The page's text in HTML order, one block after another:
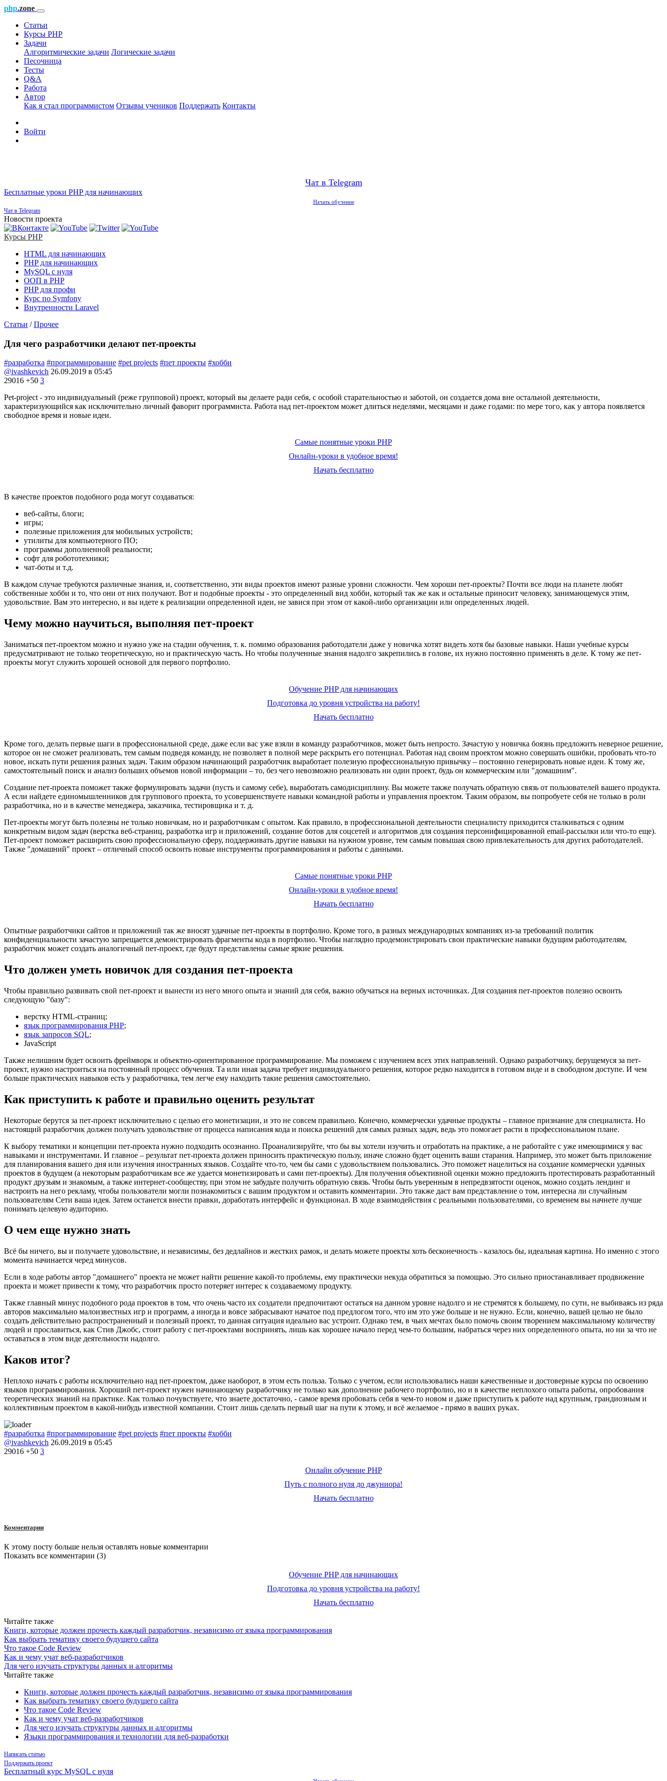
php.zone
Статьи
Курсы PHP
Задачи
Алгоритмические задачи Логические задачи
Песочница
Тесты
Q&A
Работа
Автор
Как я стал программистом Отзывы учеников Поддержать Контакты
Войти
Чат в Telegram
Бесплатные уроки PHP для начинающих
Начать обучение
Чат в Telegram
Новости проекта
Курсы PHP
HTML для начинающих
PHP для начинающих
MySQL с нуля
ООП в PHP
PHP для профи
Курс по Symfony
Внутренности Laravel
Статьи / Прочее
Для чего разработчики делают пет-проекты
#разработка #программирование #pet projects #пет проекты #хобби
@ivashkevich 26.09.2019 в 05:45
29016 +50 3
Pet-project - это индивидуальный (реже групповой) проект, который вы делаете ради себя, с особой старательностью и заботой, он создается дома вне остальной деятельности,
характеризующийся как исключительно личный фаворит программиста. Работа над пет-проектом может длиться неделями, месяцами и даже годами: по мере того, как у автора появляется
свободное время и новые идеи.
Самые понятные уроки PHP
Онлайн-уроки в удобное время!
Начать бесплатно
В качестве проектов подобного рода могут создаваться:
веб-сайты, блоги;
игры;
полезные приложения для мобильных устройств;
утилиты для компьютерного ПО;
программы дополненной реальности;
софт для робототехники;
чат-боты и т.д.
В каждом случае требуются различные знания, и, соответственно, эти виды проектов имеют разные уровни сложности. Чем хороши пет-проекты? Почти все люди на планете любят
собственные хобби и то, что они от них получают. Вот и подобные проекты - это определенный вид хобби, который так же как и остальные приносит человеку, занимающемуся этим,
удовольствие. Вам это интересно, и вы идете к реализации определенной идеи, не завися при этом от какой-либо организации или определенных людей.
Чему можно научиться, выполняя пет-проект
Заниматься пет-проектом можно и нужно уже на стадии обучения, т. к. помимо образования работодатели даже у новичка хотят видеть хотя бы базовые навыки. Наши учебные курсы
предусматривают не только теоретическую, но и практическую часть. Но чтобы полученные знания надолго закрепились в голове, их нужно постоянно применять в деле. К тому же пет-
проекты могут служить хорошей основой для первого портфолио.
Обучение PHP для начинающих
Подготовка до уровня устройства на работу!
Начать бесплатно
Кроме того, делать первые шаги в профессиональной среде, даже если вас уже взяли в команду разработчиков, может быть непросто. Зачастую у новичка боязнь предложить неверное решение,
которое он не сможет реализовать, тем самым подведя команду, не позволяет в полной мере раскрыть его потенциал. Работая над своим проектом можно совершать ошибки, пробовать что-то
новое, искать пути решения разных задач. Таким образом начинающий разработчик выработает полезную профессиональную привычку – постоянно генерировать новые идеи. К тому же,
самостоятельный поиск и анализ больших объемов новой информации – то, без чего невозможно реализовать ни один проект, будь он коммерческим или "домашним".
Создание пет-проекта поможет также формулировать задачи (пусть и самому себе), выработать самодисциплину. Вы можете также получать обратную связь от пользователей вашего продукта.
А если найдете единомышленников для группового проекта, то усовершенствуете навыки командной работы и управления проектом. Таким образом, вы попробуете себя не только в роли
разработчика, но и в качестве менеджера, заказчика, тестировщика и т. д.
Пет-проекты могут быть полезны не только новичкам, но и разработчикам с опытом. Как правило, в профессиональной деятельности специалисту приходится сталкиваться с одним
конкретным видом задач (верстка веб-страниц, разработка игр и приложений, создание ботов для соцсетей и алгоритмов для создания персонифицированной email-рассылки или что-то еще).
Пет-проект поможет расширить свою профессиональную сферу, поддерживать другие навыки на нужном уровне, тем самым повышая свою привлекательность для других работодателей.
Также "домашний" проект – отличный способ освоить новые инструменты программирования и работы с данными.
Самые понятные уроки PHP
Онлайн-уроки в удобное время!
Начать бесплатно
Опытные разработчики сайтов и приложений так же вносят удачные пет-проекты в портфолио. Кроме того, в разных международных компаниях из-за требований политик
конфиденциальности зачастую запрещается демонстрировать фрагменты кода в портфолио. Чтобы наглядно продемонстрировать свои практические навыки будущим работодателям,
разработчик может создать аналогичный пет-проект, где будут представлены самые яркие решения.
Что должен уметь новичок для создания пет-проекта
Чтобы правильно развивать свой пет-проект и вынести из него много опыта и знаний для себя, важно обучаться на верных источниках. Для создания пет-проектов полезно освоить
следующую "базу":
верстку HTML-страниц;
язык программирования PHP;
язык запросов SQL;
JavaScript
Также нелишним будет освоить фреймворк и объектно-ориентированное программирование. Мы поможем с изучением всех этих направлений. Однако разработчику, берущемуся за пет-
проект, нужно настроиться на постоянный процесс обучения. Та или иная задача требует индивидуального решения, которое редко находится в готовом виде и в свободном доступе. И чем
больше практических навыков есть у разработчика, тем легче ему находить такие решения самостоятельно.
Как приступить к работе и правильно оценить результат
Некоторые берутся за пет-проект исключительно с целью его монетизации, и это не совсем правильно. Конечно, коммерчески удачные продукты – главное признание для специалиста. Но
настоящий разработчик должен получать удовольствие от процесса написания кода и поиска решений для самых разных задач, ведь это помогает расти в профессиональном плане.
К выбору тематики и концепции пет-проекта нужно подходить осознанно. Проанализируйте, что бы вы хотели изучить и отработать на практике, а не работайте с уже имеющимися у вас
навыками и инструментами. И главное – результат пет-проекта должен приносить практическую пользу, иначе сложно будет оценить ваши старания. Например, это может быть приложение
для планирования вашего дня или изучения иностранных языков. Создайте что-то, чем бы сами с удовольствием пользовались. Это поможет нацелиться на создание коммерчески удачных
проектов в будущем (а некоторым разработчикам все же удается монетизировать и сами пет-проекты). Для получения объективной оценки можно предложить протестировать разработанный
продукт друзьям и знакомым, а также интернет-сообществу, при этом не забудьте получить обратную связь. Чтобы быть уверенным в непредвзятости оценок, можно создать лендинг и
настроить на него рекламу, чтобы пользователи могли познакомиться с вашим продуктом и оставить комментарии. Это также даст вам представление о том, интересна ли случайным
пользователям Сети ваша идея. Затем останется внести правки, доработать интерфейс и функционал. В ходе взаимодействия с реальными пользователями, со временем вы начнете лучше
понимать целевую аудиторию.
О чем еще нужно знать
Всё бы ничего, вы и получаете удовольствие, и независимы, без дедлайнов и жестких рамок, и делать можете проекты хоть бесконечность - казалось бы, идеальная картина. Но именно с этого
момента начинается черед минусов.
Если в ходе работы автор "домашнего" проекта не может найти решение какой-то проблемы, ему практически некуда обратиться за помощью. Это сильно приостанавливает продвижение
проекта и может привести к тому, что разработчик просто потеряет интерес к создаваемому продукту.
Также главный минус подобного рода проектов в том, что очень часто их создатели предпочитают остаться на данном уровне надолго и не стремятся к большему, по сути, не выбиваясь из ряда
авторов максимально малоизвестных игр и программ, а иногда и вовсе забрасывают начатое под предлогом того, что им это уже больше и не нужно. Если, конечно, вашей целью не было
создать действительно распространенный и полезный проект, то данная ситуация идеально вас устроит. Однако тем, в чьих мечтах было помочь своим творением максимальному количеству
людей и прославиться, как Стив Джобс, стоит работу с пет-проектами воспринять, лишь как хорошее начало перед чем-то большим, набраться через них определенного опыта, но ни за что не
оставаться в этом виде деятельности надолго.
Каков итог?
Неплохо начать с работы исключительно над пет-проектом, даже наоборот, в этом есть польза. Только с учетом, если использовались наши качественные и достоверные курсы по освоению
языков программирования. Хороший пет-проект нужен начинающему разработчику не только как дополнение рабочего портфолио, но и в качестве неплохого опыта работы, опробования
теоретических знаний на практике. Как только почувствуете, что знаете достаточно, - самое время пробовать себя в чем-то новом и даже приступить к работе над крупным, грандиозным и
коллективным проектом в какой-нибудь известной компании. Стоит лишь сделать первый шаг на пути к этому, и всё желаемое - прямо в ваших руках.
#разработка #программирование #pet projects #пет проекты #хобби
@ivashkevich 26.09.2019 в 05:45
29016 +50 3
Онлайн обучение PHP
Путь с полного нуля до джуниора!
Начать бесплатно
Комментарии
К этому посту больше нельзя оставлять новые комментарии
Показать все комментарии (3)
Обучение PHP для начинающих
Подготовка до уровня устройства на работу!
Начать бесплатно
Читайте также
Книги, которые должен прочесть каждый разработчик, независимо от языка программирования
Как выбрать тематику своего будущего сайта
Что такое Code Review
Как и чему учат веб-разработчиков
Для чего изучать структуры данных и алгоритмы
Читайте также
Книги, которые должен прочесть каждый разработчик, независимо от языка программирования
Как выбрать тематику своего будущего сайта
Что такое Code Review
Как и чему учат веб-разработчиков
Для чего изучать структуры данных и алгоритмы
Языки программирования и технологии для веб-разработки
Написать статью
Поддержать проект
Бесплатный курс MySQL с нуля